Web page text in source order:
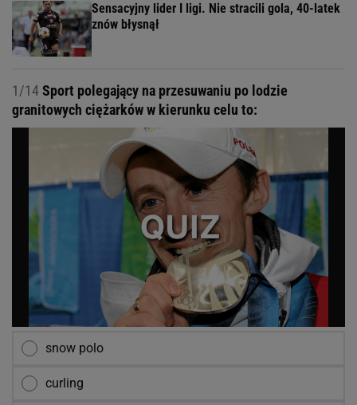
Sensacyjny lider I ligi. Nie stracili gola, 40-latek
znów błysnął
1/14Sport polegający na przesuwaniu po lodzie
granitowych ciężarków w kierunku celu to:
snow polo
curling